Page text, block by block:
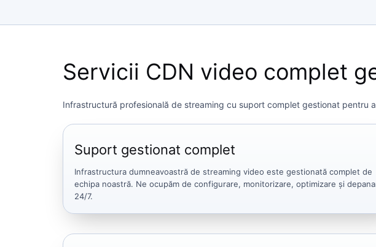
Servicii CDN video complet
Infrastructură profesională de streaming cu suport complet gestionat pentru
Suport gestionat complet
Infrastructura dumneavoastră de streaming video este gestionată complet de
echipa noastră. Ne ocupăm de configurare, monitorizare, optimizare și
24/7.